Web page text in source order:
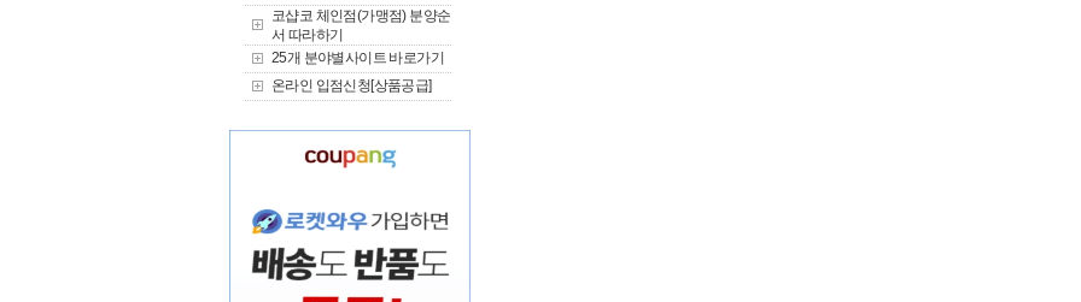
코샵코 체인점(가맹점) 분양순
서 따라하기
25개 분야별사이트 바로가기
온라인 입점신청[상품공급]